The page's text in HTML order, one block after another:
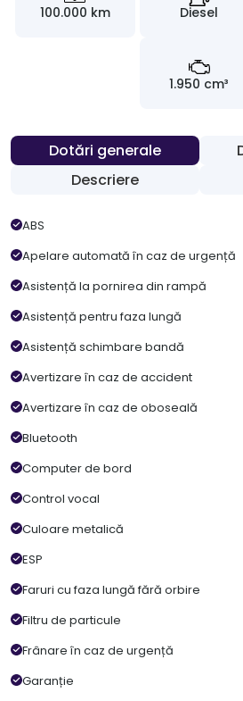
100.000 km Diesel
1.950 cm³
Dotări generale
Descriere
ABS
Apelare automată în caz de urgență
Asistență la pornirea din rampă
Asistență pentru faza lungă
Asistență schimbare bandă
Avertizare în caz de accident
Avertizare în caz de oboseală
Bluetooth
Computer de bord
Control vocal
Culoare metalică
ESP
Faruri cu faza lungă fără orbire
Filtru de particule
Frânare în caz de urgență
Garanție